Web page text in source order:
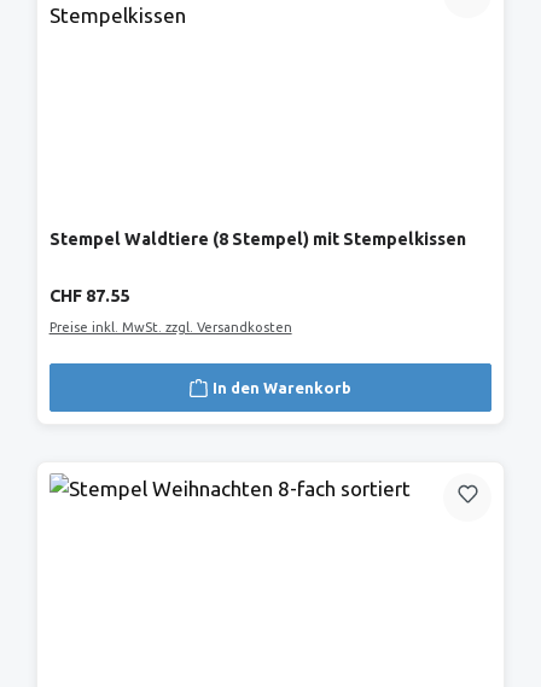
Stempel Waldtiere (8 Stempel) mit Stempelkissen
Regulärer Preis:
CHF 87.55
Preise inkl. MwSt. zzgl. Versandkosten
In den Warenkorb